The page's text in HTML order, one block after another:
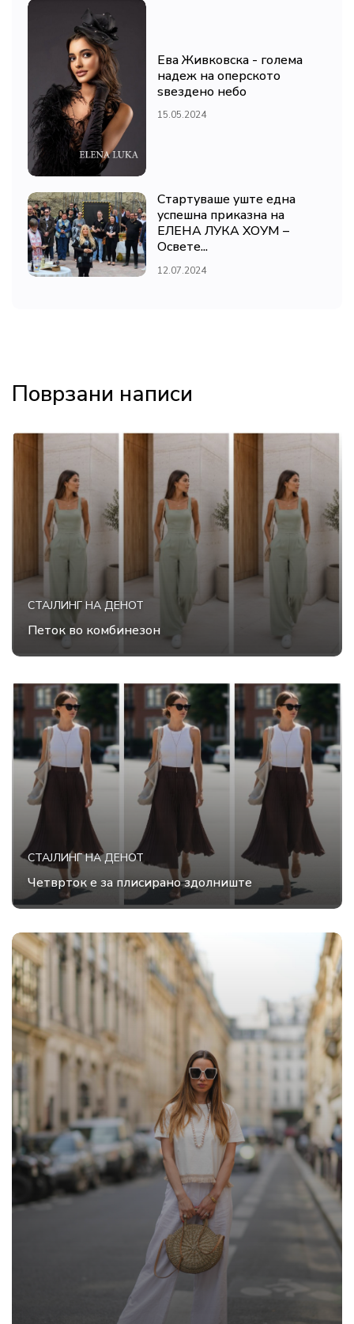
Ева Живковска - голема
надеж на оперското
ѕвездено небо
15.05.2024
Стартуваше уште една
успешна приказна на
ЕЛЕНА ЛУКА ХОУМ –
Освете...
12.07.2024
Поврзани написи
СТАЈЛИНГ НА ДЕНОТ
Петок во комбинезон
СТАЈЛИНГ НА ДЕНОТ
Четврток е за плисирано здолниште